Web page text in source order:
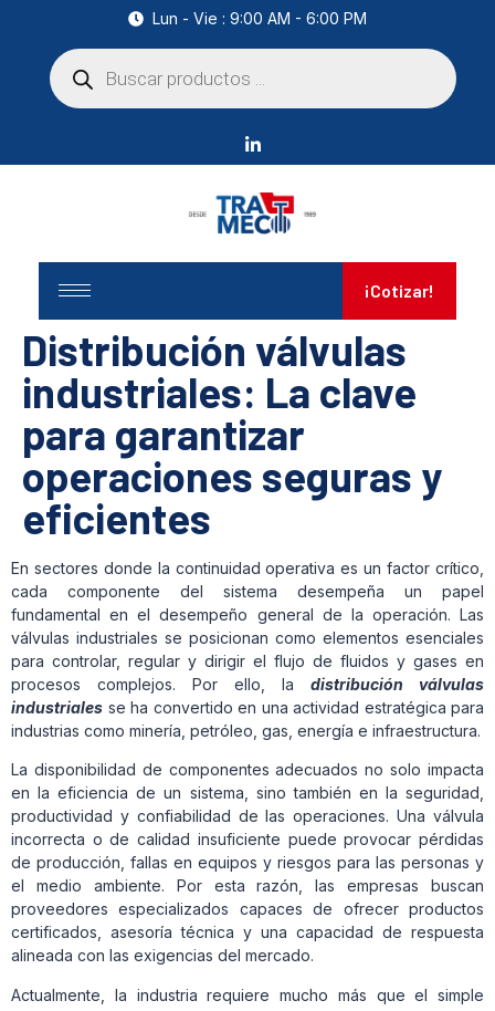
Lun - Vie : 9:00 AM - 6:00 PM
¡Cotizar!
Distribución válvulas
industriales: La clave
para garantizar
operaciones seguras y
eficientes
En sectores donde la continuidad operativa es un factor crítico,
cada componente del sistema desempeña un papel
fundamental en el desempeño general de la operación. Las
válvulas industriales se posicionan como elementos esenciales
para controlar, regular y dirigir el flujo de fluidos y gases en
procesos complejos. Por ello, la distribución válvulas
industriales se ha convertido en una actividad estratégica para
industrias como minería, petróleo, gas, energía e infraestructura.
La disponibilidad de componentes adecuados no solo impacta
en la eficiencia de un sistema, sino también en la seguridad,
productividad y confiabilidad de las operaciones. Una válvula
incorrecta o de calidad insuficiente puede provocar pérdidas
de producción, fallas en equipos y riesgos para las personas y
el medio ambiente. Por esta razón, las empresas buscan
proveedores especializados capaces de ofrecer productos
certificados, asesoría técnica y una capacidad de respuesta
alineada con las exigencias del mercado.
Actualmente, la industria requiere mucho más que el simple